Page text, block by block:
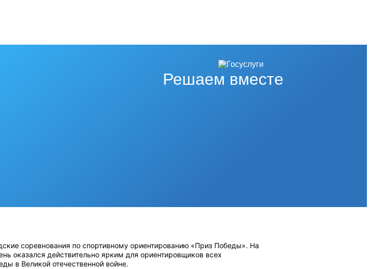
Решаем вместе
соревнования по спортивному ориентированию «Приз Победы». На
оказался действительно ярким для ориентировщиков всех
в Великой отечественной войне.